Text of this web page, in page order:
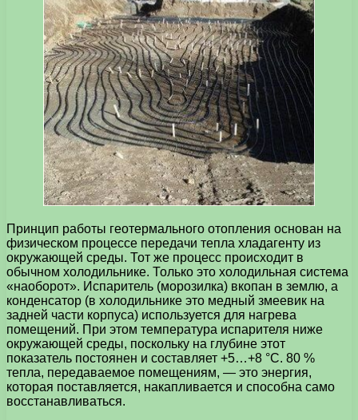
Принцип работы геотермального отопления основан на
физическом процессе передачи тепла хладагенту из
окружающей среды. Тот же процесс происходит в
обычном холодильнике. Только это холодильная система
«наоборот». Испаритель (морозилка) вкопан в землю, а
конденсатор (в холодильнике это медный змеевик на
задней части корпуса) используется для нагрева
помещений. При этом температура испарителя ниже
окружающей среды, поскольку на глубине этот
показатель постоянен и составляет +5…+8 °С. 80 %
тепла, передаваемое помещениям, — это энергия,
которая поставляется, накапливается и способна само
восстанавливаться.